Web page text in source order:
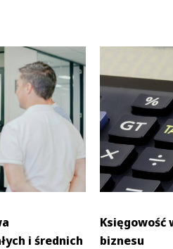
i średnich
Księgowość
biznesu